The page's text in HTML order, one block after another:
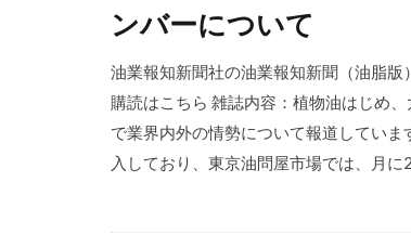
ンバーについて
油業報知新聞社の油業報知新聞（油脂
購読はこちら 雑誌内容：植物油はじめ
で業界内外の情勢について報道してい
入しており、東京油問屋市場では、月